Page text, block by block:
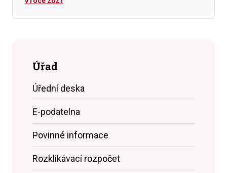
Úřad
Úřední deska
E-podatelna
Povinné informace
Rozklikávací rozpočet